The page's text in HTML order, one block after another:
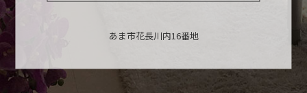
あま市花長川内16番地